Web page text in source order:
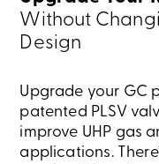
Without
Design
Upgrade your GC
patented PLSV
improve UHP gas
applications.